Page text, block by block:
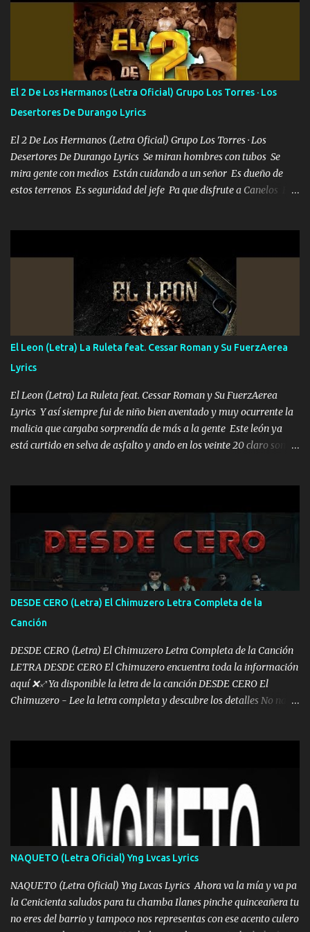
verme en las revistas Ya pasé Italia Japón Madrid Milán y también
Francia ropa de 100.000 bolas Louis vuitton es mi fragancia
repleta de presidentes la bolsa estoy en mi pic si no se han dado
cuenta chequeen gráficas del kitch
El 2 De Los Hermanos (Letra Oficial) Grupo Los Torres · Los
Desertores De Durango Lyrics
El 2 De Los Hermanos (Letra Oficial) Grupo Los Torres · Los
Desertores De Durango Lyrics Se miran hombres con tubos Se
mira gente con medios Están cuidando a un señor Es dueño de
estos terrenos Es seguridad del jefe Pa que disfrute a Canelos Es
ni tampoco las mujeres porque es platica de grandes por eso hay
que estar alegres doy las instrucciones para atender los deberes
Música Si es que salta algún problema de confianza tengo gente
ahí está el Hombre Cuarenta y también Pariente 7 arreglan
cualquier problema no más es cuestión que ordené NOS HACE
FALTA UN HERMANO DE CLAVE ERA EL 24 SIEMPRE FUE UN
HOMBRE VALIENTE POR ALGO M'URIÓ PELEAND0 SIEMPRE
VIO POR LA FAMILIA PARA QUE SIGA EL LEGADO Es el DOS de
los HERMANOS un cerebro inteligente y com...
El Leon (Letra) La Ruleta feat. Cessar Roman y Su FuerzAerea
Lyrics
El Leon (Letra) La Ruleta feat. Cessar Roman y Su FuerzAerea
Lyrics Y así siempre fui de niño bien aventado y muy ocurrente la
malicia que cargaba sorprendía de más a la gente Este león ya
está curtido en selva de asfalto y ando en los veinte 20 claro son
pa más pues hay charola les voy a dar hasta topar pues no hay de
otra Música Surcando bien mi camino voy por mi línea no veo a
los lados aquel que no corre vuela no se me duerm voy chicoteado
Ya pasé varias hazañas ya tienen rato que me agarran el colmillo
de este León los estatales no sé esperaron Al tiro esta la PrimiZa
también la nueve que cargo al lado doy la mano al que su amigo y
al traicionero damos pa abajo Y No me paran aquí hay pa más
pues hay charola les voy a dar hasta topar pues no hay de otra...
DESDE CERO (Letra) El Chimuzero Letra Completa de la
Canción
DESDE CERO (Letra) El Chimuzero Letra Completa de la Canción
LETRA DESDE CERO El Chimuzero encuentra toda la información
aquí ❌♐ Ya disponible la letra de la canción DESDE CERO El
Chimuzero - Lee la letra completa y descubre los detalles No nací
❌ www.elnorteduro.com ❌ Yo No limito los Sueños , si no existe
Uno pues Hallamos Modos , Si me caigo me Levanto, Aprendo Del
Error Y me sacudo El Lodo ❌ www.elnorteduro.com ❌ El Dinero
No me falta Pero Tampoco me Estorba , Por Eso Manejo Todo
Bien Regido Por mis Normas . Aquí no Se Sufre de Ego vengo Desde
Abajo y me costó subir Fue Con Trabajo Y Esfuerzo, Nada es
Regalado Me Super Invertir A Mí lado Una Princesa que A pesar de
Todo Siempre a estado ahí . Hecho pa...
NAQUETO (Letra Oficial) Yng Lvcas Lyrics
NAQUETO (Letra Oficial) Yng Lvcas Lyrics Ahora va la mía y va pa
la Cenicienta saludos para tu chamba Ilanes pinche quinceañera tu
no eres del barrio y tampoco nos representas con ese acento culero